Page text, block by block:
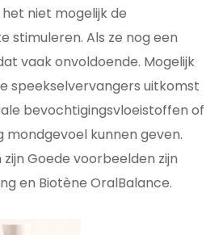
niet mogelijk de
stimuleren. Als ze nog een
vaak onvoldoende. Mogelijk
speekselvervangers uitkomst
bevochtigingsvloeistoffen of
kunnen geven.
Goede voorbeelden zijn
en Biotène OralBalance.